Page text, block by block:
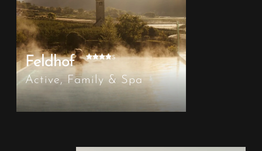
Feldhof s
Active, Family & Spa